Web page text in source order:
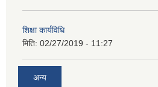
शिक्षा कार्यविधि
मिति: 02/27/2019 - 11:27
अन्य